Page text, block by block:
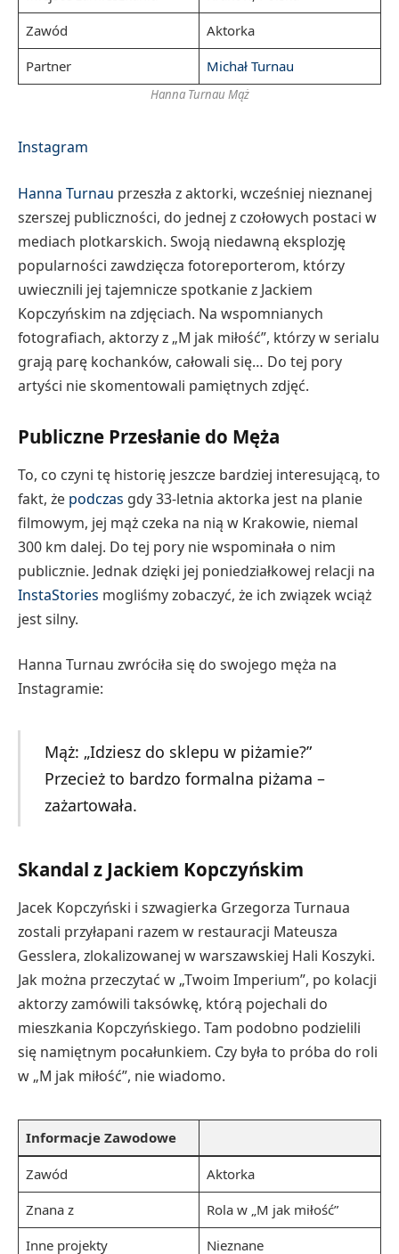
Zawód
Aktorka
Partner
Michał Turnau
Hanna Turnau Mąż
Instagram
Hanna Turnau przeszła z aktorki, wcześniej nieznanej
szerszej publiczności, do jednej z czołowych postaci w
mediach plotkarskich. Swoją niedawną eksplozję
popularności zawdzięcza fotoreporterom, którzy
uwiecznili jej tajemnicze spotkanie z Jackiem
Kopczyńskim na zdjęciach. Na wspomnianych
fotografiach, aktorzy z „M jak miłość”, którzy w serialu
grają parę kochanków, całowali się… Do tej pory
artyści nie skomentowali pamiętnych zdjęć.
Publiczne Przesłanie do Męża
To, co czyni tę historię jeszcze bardziej interesującą, to
fakt, że podczas gdy 33-letnia aktorka jest na planie
filmowym, jej mąż czeka na nią w Krakowie, niemal
300 km dalej. Do tej pory nie wspominała o nim
publicznie. Jednak dzięki jej poniedziałkowej relacji na
InstaStories mogliśmy zobaczyć, że ich związek wciąż
jest silny.
Hanna Turnau zwróciła się do swojego męża na
Instagramie:
Mąż: „Idziesz do sklepu w piżamie?”
Przecież to bardzo formalna piżama –
zażartowała.
Skandal z Jackiem Kopczyńskim
Jacek Kopczyński i szwagierka Grzegorza Turnaua
zostali przyłapani razem w restauracji Mateusza
Gesslera, zlokalizowanej w warszawskiej Hali Koszyki.
Jak można przeczytać w „Twoim Imperium”, po kolacji
aktorzy zamówili taksówkę, którą pojechali do
mieszkania Kopczyńskiego. Tam podobno podzielili
się namiętnym pocałunkiem. Czy była to próba do roli
w „M jak miłość”, nie wiadomo.
Informacje Zawodowe
Zawód
Aktorka
Znana z
Rola w „M jak miłość”
Inne projekty
Nieznane